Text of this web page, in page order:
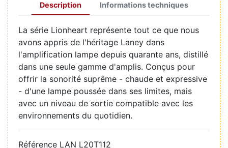
Description Informations techniques
La série Lionheart représente tout ce que nous
avons appris de l'héritage Laney dans
l'amplification lampe depuis quarante ans, distillé
dans une seule gamme d'amplis. Conçus pour
offrir la sonorité suprême - chaude et expressive
- d'une lampe poussée dans ses limites, mais
avec un niveau de sortie compatible avec les
environnements du quotidien.
Référence LAN L20T112